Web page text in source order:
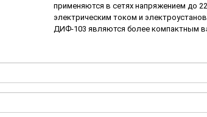
применяются в сетях напряжением до
электрическим током и
ДИФ-103 являются более компактным